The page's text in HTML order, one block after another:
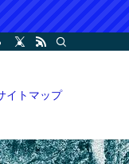
オープンチャット
イトマップ